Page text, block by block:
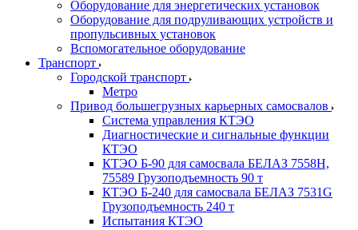
Оборудование для энергетических установок
Оборудование для подруливающих устройств и
пропульсивных установок
Вспомогательное оборудование
Транспорт
Городской транспорт
Метро
Привод большегрузных карьерных самосвалов
Система управления КТЭО
Диагностические и сигнальные функции
КТЭО
КТЭО Б-90 для самосвала БЕЛАЗ 7558H,
75589 Грузоподъемность 90 т
КТЭО Б-240 для самосвала БЕЛАЗ 7531G
Грузоподъемность 240 т
Испытания КТЭО